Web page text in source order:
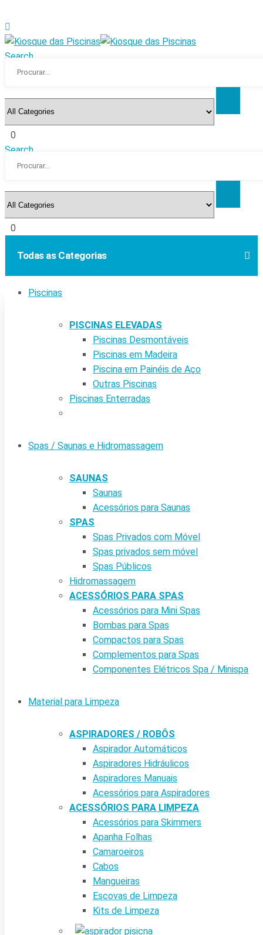
Search
0
Search
0
Todas as Categorias
Piscinas
PISCINAS ELEVADAS
Piscinas Desmontáveis
Piscinas em Madeira
Piscina em Painéis de Aço
Outras Piscinas
Piscinas Enterradas
Spas / Saunas e Hidromassagem
SAUNAS
Saunas
Acessórios para Saunas
SPAS
Spas Privados com Móvel
Spas privados sem móvel
Spas Públicos
Hidromassagem
ACESSÓRIOS PARA SPAS
Acessórios para Mini Spas
Bombas para Spas
Compactos para Spas
Complementos para Spas
Componentes Elétricos Spa / Minispa
Material para Limpeza
ASPIRADORES / ROBÔS
Aspirador Automáticos
Aspiradores Hidráulicos
Aspiradores Manuais
Acessórios para Aspiradores
ACESSÓRIOS PARA LIMPEZA
Acessórios para Skimmers
Apanha Folhas
Camaroeiros
Cabos
Mangueiras
Escovas de Limpeza
Kits de Limpeza